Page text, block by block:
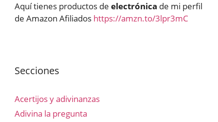
Aquí tienes productos de electrónica de mi perfil
de Amazon Afiliados https://amzn.to/3lpr3mC
Secciones
Acertijos y adivinanzas
Adivina la pregunta